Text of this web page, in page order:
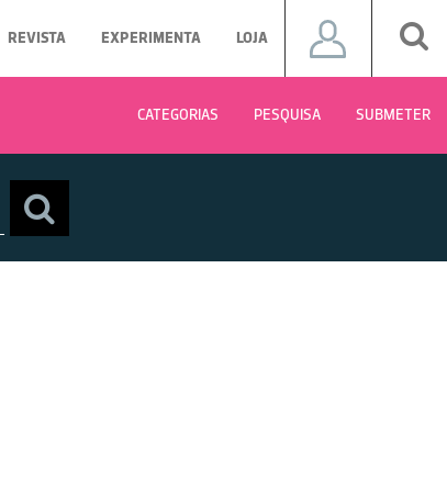
REVISTA EXPERIMENTA LOJA
CATEGORIAS PESQUISA SUBMETER